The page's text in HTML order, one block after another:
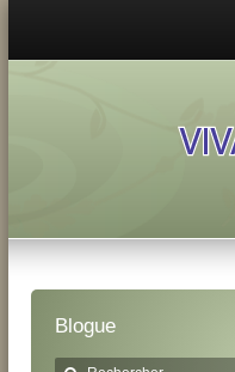
Blogue